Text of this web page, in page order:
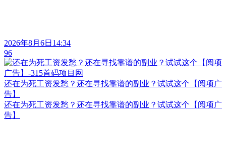
2026年8月6日14:34
96
还在为死工资发愁？还在寻找靠谱的副业？试试这个【阅项广
告】
还在为死工资发愁？还在寻找靠谱的副业？试试这个【阅项广
告】